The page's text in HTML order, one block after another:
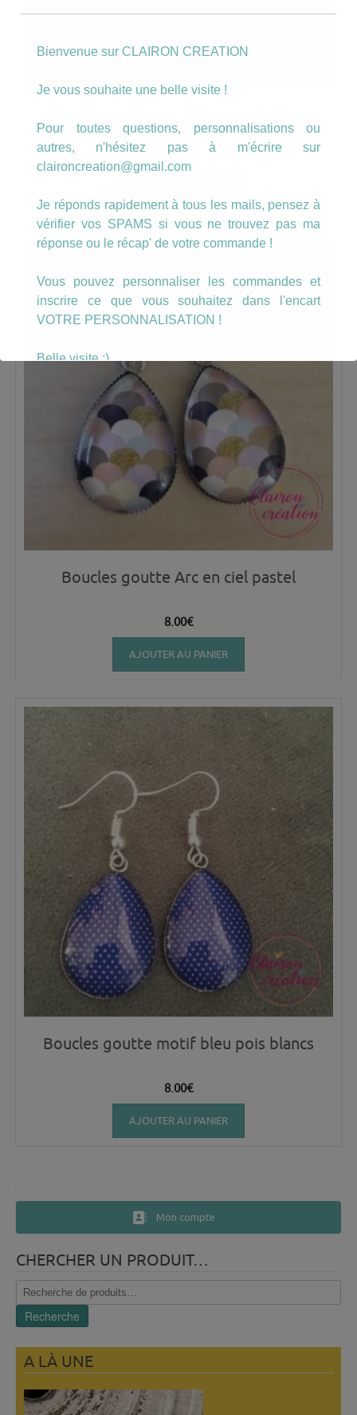
8.00€
Boucles goutte Arc en ciel pastel
8.00€
AJOUTER AU PANIER
Boucles goutte motif bleu pois blancs
8.00€
AJOUTER AU PANIER
Mon compte
CHERCHER UN PRODUIT…
Recherche
pour :
Recherche
A LÀ UNE
Bienvenue sur CLAIRON CREATION
Je vous souhaite une belle visite !
Pour toutes questions, personnalisations ou
autres, n'hésitez pas à m'écrire sur
claironcreation@gmail.com
Je réponds rapidement à tous les mails, pensez à
vérifier vos SPAMS si vous ne trouvez pas ma
réponse ou le récap' de votre commande !
Vous pouvez personnaliser les commandes et
inscrire ce que vous souhaitez dans l'encart
VOTRE PERSONNALISATION !
Belle visite :)